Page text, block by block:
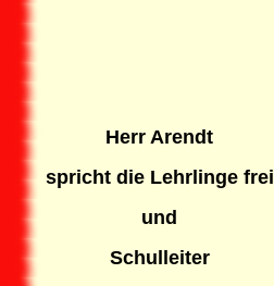
Herr Arendt
spricht die Lehrlinge frei
und
Schulleiter